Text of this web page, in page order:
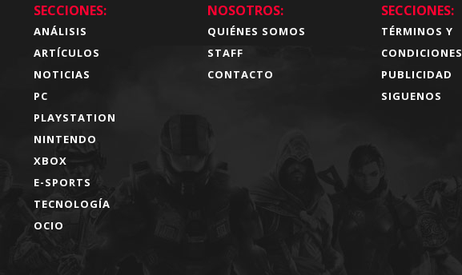
SECCIONES:
ANÁLISIS
ARTÍCULOS
NOTICIAS
PC
PLAYSTATION
NINTENDO
XBOX
E-SPORTS
TECNOLOGÍA
OCIO
NOSOTROS:
QUIÉNES SOMOS
STAFF
CONTACTO
SECCIONES:
TÉRMINOS Y
CONDICIONES
PUBLICIDAD
SIGUENOS